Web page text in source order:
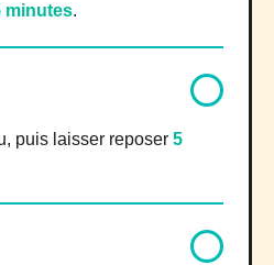
minutes.
puis laisser reposer 5